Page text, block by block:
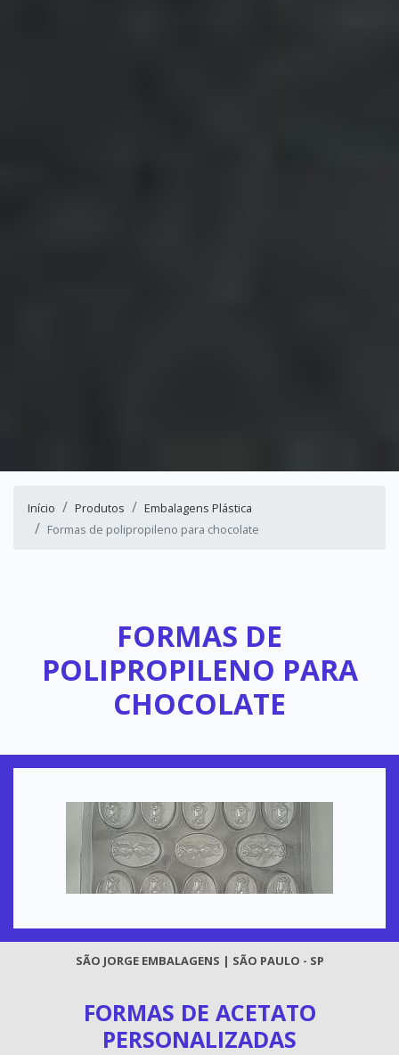
Início Produtos
Embalagens Plástica
Formas de polipropileno para chocolate
FORMAS DE
POLIPROPILENO PARA
CHOCOLATE
SÃO JORGE EMBALAGENS | SÃO PAULO - SP
FORMAS DE ACETATO
PERSONALIZADAS